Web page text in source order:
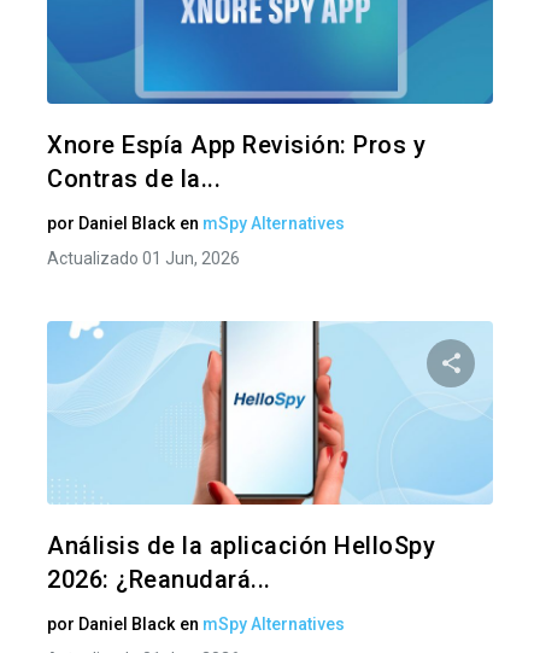
Xnore Espía App Revisión: Pros y
Contras de la...
por Daniel Black en mSpy Alternatives
Actualizado 01 Jun, 2026
Análisis de la aplicación HelloSpy
2026: ¿Reanudará...
por Daniel Black en mSpy Alternatives